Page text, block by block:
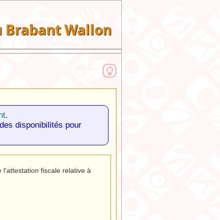
Brabant Wallon
.
disponibilités pour
fiscale relative à